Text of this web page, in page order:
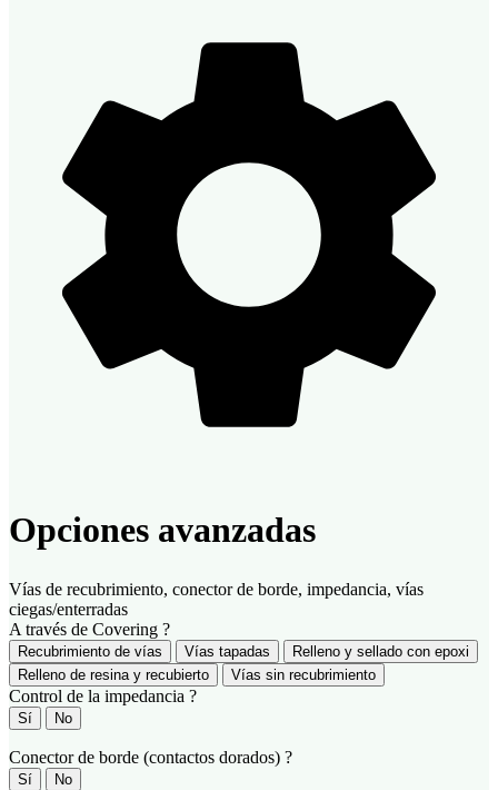
Opciones avanzadas
Vías de recubrimiento, conector de borde, impedancia, vías
ciegas/enterradas
A través de Covering ?
Recubrimiento de vías Vías tapadas
Relleno y sellado con epoxi
Relleno de resina y recubierto
Vías sin recubrimiento
Control de la impedancia ?
Sí No
Conector de borde (contactos dorados) ?
Sí No